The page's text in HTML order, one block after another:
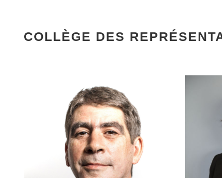
COLLÈGE DES